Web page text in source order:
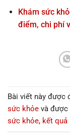
Khám sức
điểm, chi phí
Bài viết này được
sức khỏe và được
sức khỏe, kết quả